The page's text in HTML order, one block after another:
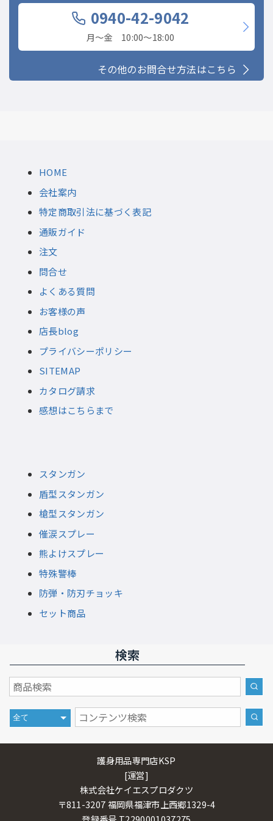
0940-42-9042
月〜金 10:00〜18:00
その他のお問合せ方法はこちら
HOME
会社案内
特定商取引法に基づく表記
通販ガイド
注文
問合せ
よくある質問
お客様の声
店長blog
プライバシーポリシー
SITEMAP
カタログ請求
感想はこちらまで
スタンガン
盾型スタンガン
槍型スタンガン
催涙スプレー
熊よけスプレー
特殊警棒
防弾・防刃チョッキ
セット商品
検索
護身用品専門店KSP
[運営]
株式会社ケイエスプロダクツ
〒811-3207 福岡県福津市上西郷1329-4